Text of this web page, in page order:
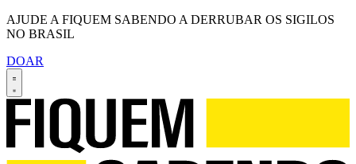
AJUDE A FIQUEM SABENDO A DERRUBAR OS SIGILOS
NO BRASIL
DOAR